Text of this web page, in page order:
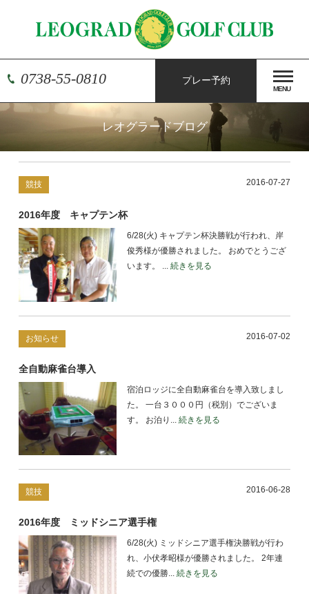
0738-55-0810 プレー予約
MENU
レオグラードブログ
競技 2016-07-27
2016年度 キャプテン杯
6/28(火) キャプテン杯決勝戦が行われ、岸
俊秀様が優勝されました。 おめでとうござ
います。 ... 続きを見る
お知らせ 2016-07-02
全自動麻雀台導入
宿泊ロッジに全自動麻雀台を導入致しまし
た。 一台３０００円（税別）でございま
す。 お泊り... 続きを見る
競技 2016-06-28
2016年度 ミッドシニア選手権
6/28(火) ミッドシニア選手権決勝戦が行わ
れ、小伏孝昭様が優勝されました。 2年連
続での優勝... 続きを見る